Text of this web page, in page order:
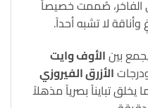
الفاخر، صُممت خصيصاً
لا تشبه أحداً.
بينالأوف وايت
الأزرق الفيروزي
يخلق تبايناً بصرياً مذهلاً